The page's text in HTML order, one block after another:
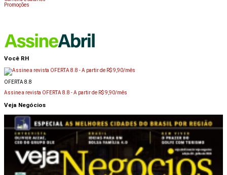
Promoções
Você RH
OFERTA 8.8
Assine a revista OFERTA 8.8 -A partir de R$ 9,90/mês
Veja Negócios